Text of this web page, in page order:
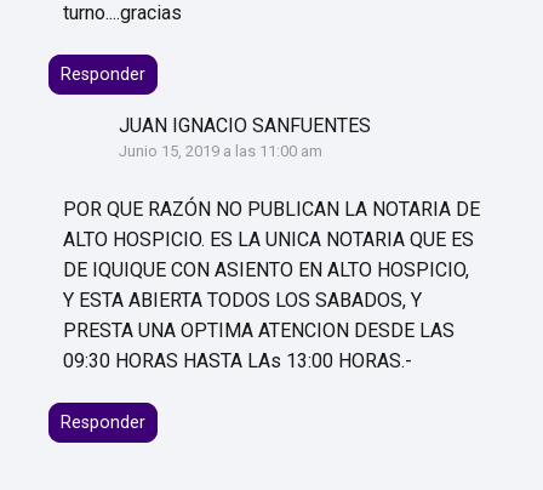
turno....gracias
Responder
JUAN IGNACIO SANFUENTES
Junio 15, 2019 a las 11:00 am
POR QUE RAZÓN NO PUBLICAN LA NOTARIA DE
ALTO HOSPICIO. ES LA UNICA NOTARIA QUE ES
DE IQUIQUE CON ASIENTO EN ALTO HOSPICIO,
Y ESTA ABIERTA TODOS LOS SABADOS, Y
PRESTA UNA OPTIMA ATENCION DESDE LAS
09:30 HORAS HASTA LAs 13:00 HORAS.-
Responder